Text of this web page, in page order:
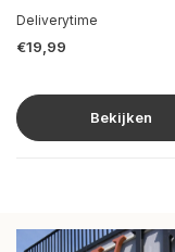
Deliverytime
€19,99
Bekijken